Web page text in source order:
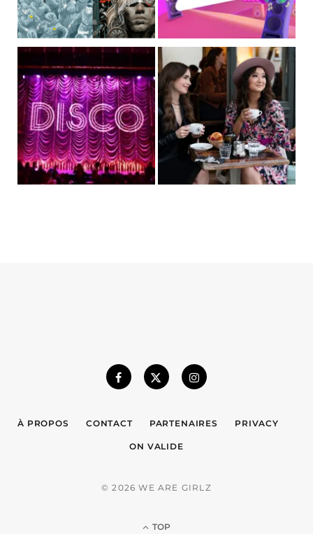
À PROPOS CONTACT PARTENAIRES PRIVACY
ON VALIDE
© 2026 WE ARE GIRLZ
TOP